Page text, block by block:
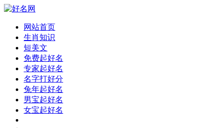
网站首页
生肖知识
短美文
免费起好名
专家起好名
名字打好分
兔年起好名
男宝起好名
女宝起好名